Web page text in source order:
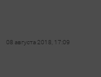
08 августа 2018, 17:09